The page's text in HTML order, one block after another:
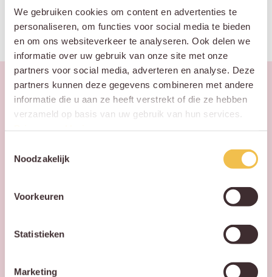
We gebruiken cookies om content en advertenties te
personaliseren, om functies voor social media te bieden
en om ons websiteverkeer te analyseren. Ook delen we
informatie over uw gebruik van onze site met onze
partners voor social media, adverteren en analyse. Deze
partners kunnen deze gegevens combineren met andere
informatie die u aan ze heeft verstrekt of die ze hebben
verzameld op basis van uw gebruik van hun services.
Noodzakelijk
Voorkeuren
Statistieken
Marketing
Vul ons formulier in!
Laat via het
dan nemen wij zo